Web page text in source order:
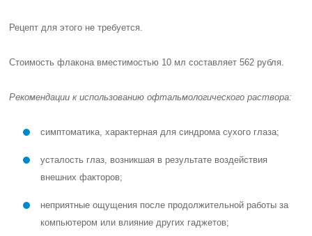
Рецепт для этого не требуется.
Стоимость флакона вместимостью 10 мл составляет562 рубля.
Рекомендации к использованию офтальмологического раствора:
симптоматика, характерная для синдрома сухого глаза;
усталость глаз, возникшая в результате воздействия
внешних факторов;
неприятные ощущения после продолжительной работы за
компьютером или влияние других гаджетов;